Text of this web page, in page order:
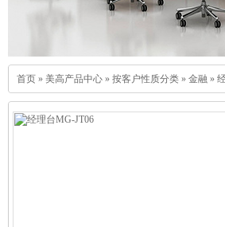
首页 » 美高产品中心 » 按客户性质分类 » 金融 »